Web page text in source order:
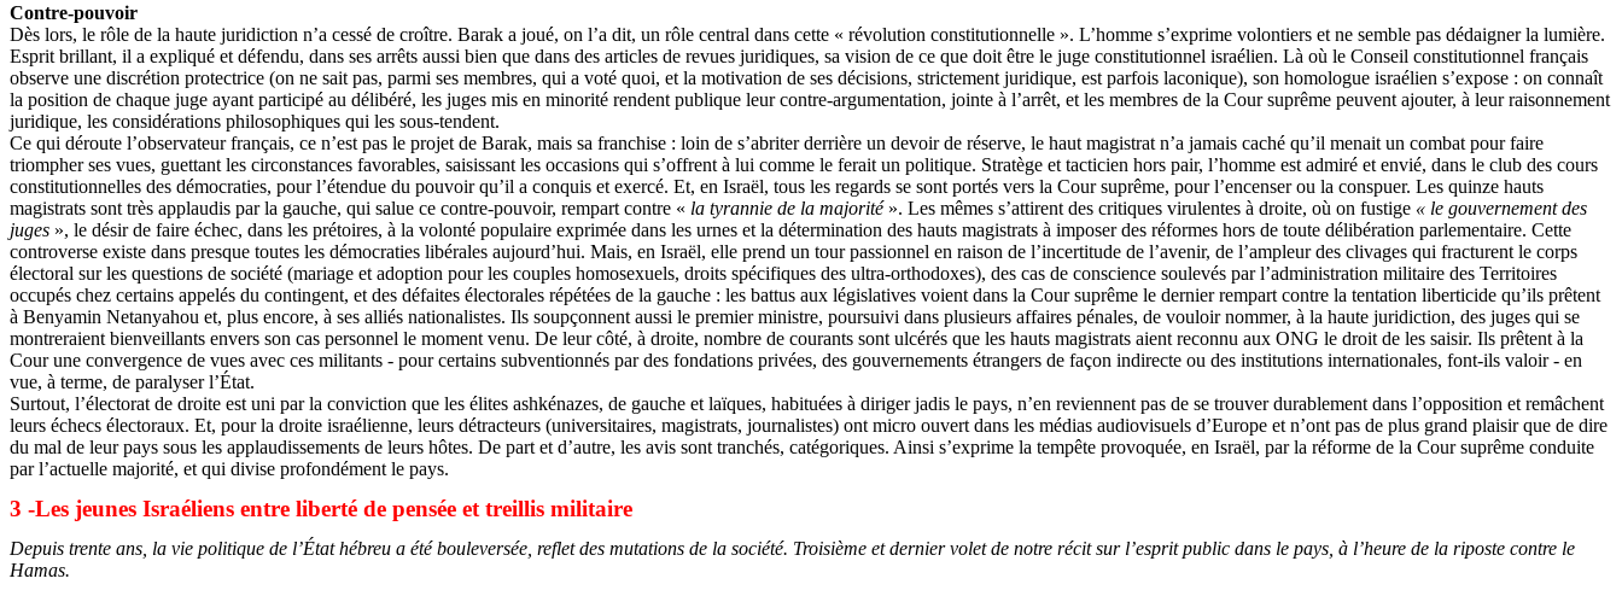
Contre-pouvoir
Dès lors, le rôle de la haute juridiction n’a cessé de croître. Barak a joué, on l’a dit, un rôle central dans cette « révolution constitutionnelle ». L’homme s’exprime volontiers et ne semble pas dédaigner la lumière.
Esprit brillant, il a expliqué et défendu, dans ses arrêts aussi bien que dans des articles de revues juridiques, sa vision de ce que doit être le juge constitutionnel israélien. Là où le Conseil constitutionnel français
observe une discrétion protectrice (on ne sait pas, parmi ses membres, qui a voté quoi, et la motivation de ses décisions, strictement juridique, est parfois laconique), son homologue israélien s’expose : on connaît
la position de chaque juge ayant participé au délibéré, les juges mis en minorité rendent publique leur contre-argumentation, jointe à l’arrêt, et les membres de la Cour suprême peuvent ajouter, à leur raisonnement
juridique, les considérations philosophiques qui les sous-tendent.
Ce qui déroute l’observateur français, ce n’est pas le projet de Barak, mais sa franchise : loin de s’abriter derrière un devoir de réserve, le haut magistrat n’a jamais caché qu’il menait un combat pour faire
triompher ses vues, guettant les circonstances favorables, saisissant les occasions qui s’offrent à lui comme le ferait un politique. Stratège et tacticien hors pair, l’homme est admiré et envié, dans le club des cours
constitutionnelles des démocraties, pour l’étendue du pouvoir qu’il a conquis et exercé. Et, en Israël, tous les regards se sont portés vers la Cour suprême, pour l’encenser ou la conspuer. Les quinze hauts
magistrats sont très applaudis par la gauche, qui salue ce contre-pouvoir, rempart contre « la tyrannie de la majorité». Les mêmes s’attirent des critiques virulentes à droite, où on fustige « le gouvernement des
juges », le désir de faire échec, dans les prétoires, à la volonté populaire exprimée dans les urnes et la détermination des hauts magistrats à imposer des réformes hors de toute délibération parlementaire. Cette
controverse existe dans presque toutes les démocraties libérales aujourd’hui. Mais, en Israël, elle prend un tour passionnel en raison de l’incertitude de l’avenir, de l’ampleur des clivages qui fracturent le corps
électoral sur les questions de société (mariage et adoption pour les couples homosexuels, droits spécifiques des ultra-orthodoxes), des cas de conscience soulevés par l’administration militaire des Territoires
occupés chez certains appelés du contingent, et des défaites électorales répétées de la gauche : les battus aux législatives voient dans la Cour suprême le dernier rempart contre la tentation liberticide qu’ils prêtent
à Benyamin Netanyahou et, plus encore, à ses alliés nationalistes. Ils soupçonnent aussi le premier ministre, poursuivi dans plusieurs affaires pénales, de vouloir nommer, à la haute juridiction, des juges qui se
montreraient bienveillants envers son cas personnel le moment venu. De leur côté, à droite, nombre de courants sont ulcérés que les hauts magistrats aient reconnu aux ONG le droit de les saisir. Ils prêtent à la
Cour une convergence de vues avec ces militants - pour certains subventionnés par des fondations privées, des gouvernements étrangers de façon indirecte ou des institutions internationales, font-ils valoir - en
vue, à terme, de paralyser l’État.
Surtout, l’électorat de droite est uni par la conviction que les élites ashkénazes, de gauche et laïques, habituées à diriger jadis le pays, n’en reviennent pas de se trouver durablement dans l’opposition et remâchent
leurs échecs électoraux. Et, pour la droite israélienne, leurs détracteurs (universitaires, magistrats, journalistes) ont micro ouvert dans les médias audiovisuels d’Europe et n’ont pas de plus grand plaisir que de dire
du mal de leur pays sous les applaudissements de leurs hôtes. De part et d’autre, les avis sont tranchés, catégoriques. Ainsi s’exprime la tempête provoquée, en Israël, par la réforme de la Cour suprême conduite
par l’actuelle majorité, et qui divise profondément le pays.
3 -Les jeunes Israéliens entre liberté de pensée et treillis militaire
Depuis trente ans, la vie politique de l’État hébreu a été bouleversée, reflet des mutations de la société. Troisième et dernier volet de notre récit sur l’esprit public dans le pays, à l’heure de la riposte contre le
Hamas.